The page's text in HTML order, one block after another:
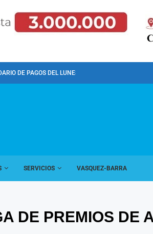
DE PAGOS DEL LUNES 10 DE...
SERVICIOS VASQUEZ-BARRA
DE PREMIOS DE